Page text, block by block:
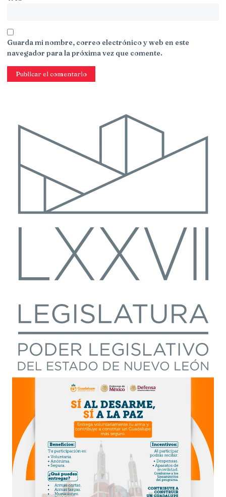
Guarda mi nombre, correo electrónico y web en este
navegador para la próxima vez que comente.